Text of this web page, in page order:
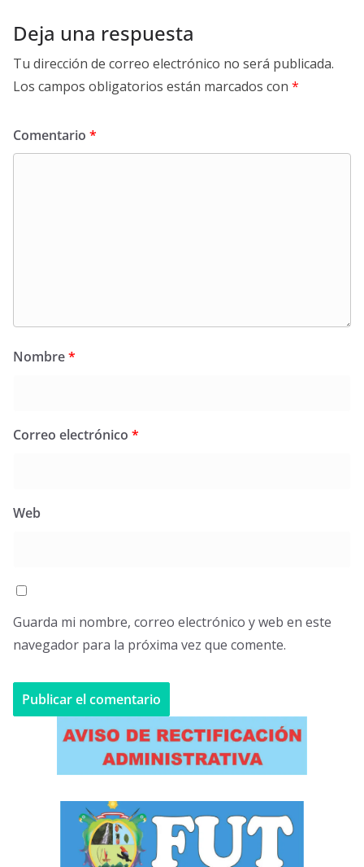
Deja una respuesta
Tu dirección de correo electrónico no será publicada.
Los campos obligatorios están marcados con *
Comentario *
Nombre*
Correo electrónico *
Web
Guarda mi nombre, correo electrónico y web en este
navegador para la próxima vez que comente.